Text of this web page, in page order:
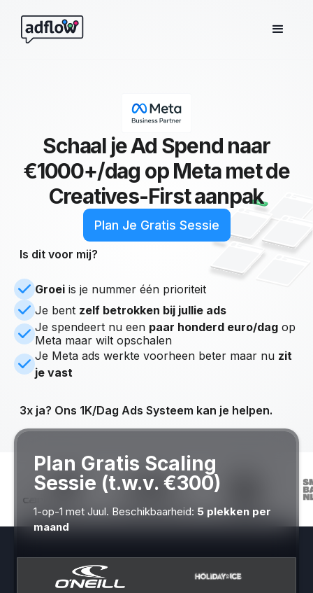
Schaal je Ad Spend naar
€1000+/dag op Meta metde
Creatives-First aanpak
Plan Je Gratis Sessie
Is dit voor mij?
Groei is je nummer één prioriteit
Je bent zelf betrokken bij jullie ads
Je spendeert nu een paar honderd euro/dag op
Meta maar wilt opschalen
Je Meta ads werkte voorheen beter maar nu zit
je vast
3x ja? Ons 1K/Dag Ads Systeem kan je helpen.
Plan Gratis Scaling
Sessie (t.w.v. €300)
1-op-1 met Juul. Beschikbaarheid: 5 plekken per
maand